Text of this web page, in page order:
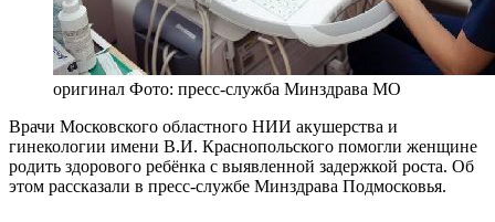
оригинал Фото: пресс-служба Минздрава МО
Врачи Московского областного НИИ акушерства и
гинекологии имени В.И. Краснопольского помогли женщине
родить здорового ребёнка с выявленной задержкой роста. Об
этом рассказали в пресс-службе Минздрава Подмосковья.